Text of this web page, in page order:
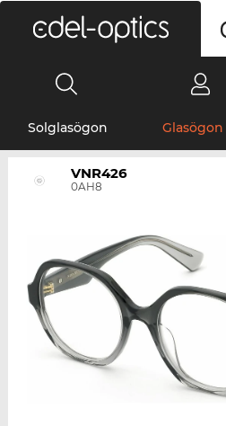
Solglasögon Glasögon
VNR426
0AH8